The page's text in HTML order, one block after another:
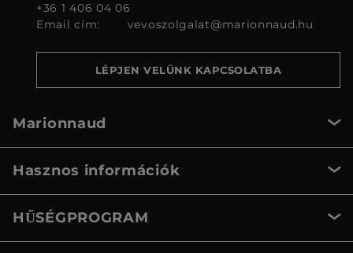
+36 1 406 04 06
Email cím:
vevoszolgalat@marionnaud.hu
LÉPJEN VELÜNK KAPCSOLATBA
Marionnaud
Hasznos információk
HŰSÉGPROGRAM